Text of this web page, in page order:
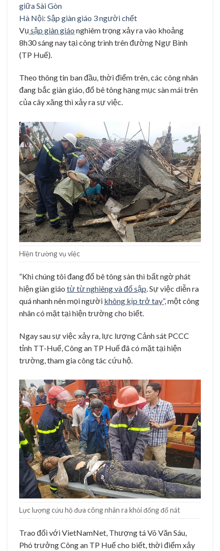
giữa Sài Gòn
Hà Nội: Sập giàn giáo 3 người chết
Vụ sập giàn giáo nghiêm trọng xảy ra vào khoảng
8h30 sáng nay tại công trình trên đường Ngự Bình
(TP Huế).
Theo thông tin ban đầu, thời điểm trên, các công nhân
đang bắc giàn giáo, đổ bê tông hạng mục sàn mái trên
của cây xăng thì xảy ra sự việc.
Hiện trường vụ việc
“Khi chúng tôi đang đổ bê tông sàn thì bất ngờ phát
hiện giàn giáo từ từ nghiêng và đổ sập. Sự việc diễn ra
quá nhanh nên mọi người không kịp trở tay”,một công
nhân có mặt tại hiện trường cho biết.
Ngay sau sự việc xảy ra, lực lượng Cảnh sát PCCC
tỉnh TT-Huế, Công an TP Huế đã có mặt tại hiện
trường, tham gia công tác cứu hộ.
Lực lượng cứu hộ đưa công nhân ra khỏi đống đổ nát
Trao đổi với VietNamNet, Thượng tá Võ Văn Sáu,
Phó trưởng Công an TP Huế cho biết, thời điểm xảy